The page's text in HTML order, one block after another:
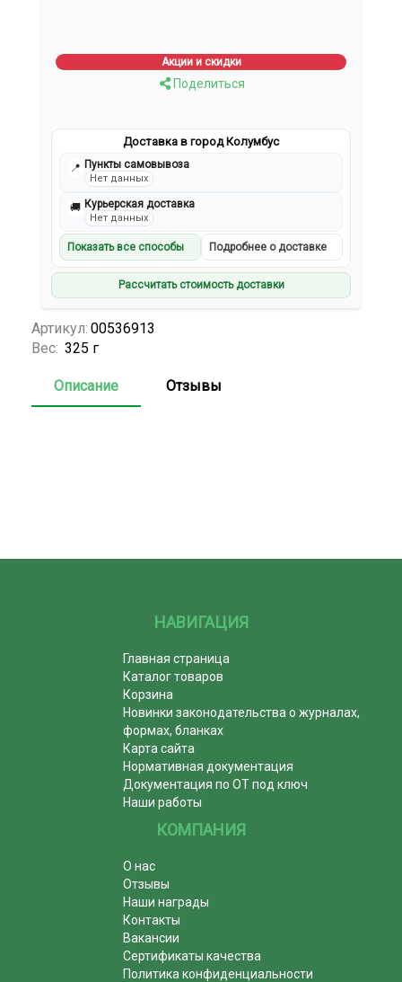
Акции и скидки
Поделиться
Доставка в город Колумбус
📍 Пункты самовывоза
Нет данных
🚚 Курьерская доставка
Нет данных
Показать все способы Подробнее о доставке
Рассчитать стоимость доставки
Артикул: 00536913
Вес: 325 г
Описание Отзывы
НАВИГАЦИЯ
Главная страница
Каталог товаров
Корзина
Новинки законодательства о журналах,
формах, бланках
Карта сайта
Нормативная документация
Документация по ОТ под ключ
Наши работы
КОМПАНИЯ
О нас
Отзывы
Наши награды
Контакты
Вакансии
Сертификаты качества
Политика конфиденциальности